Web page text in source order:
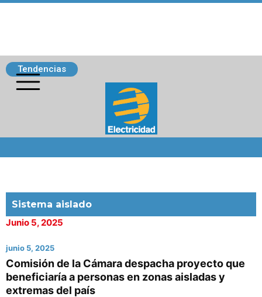
Tendencias
Sistema aislado
Junio 5, 2025
junio 5, 2025
Comisión de la Cámara despacha proyecto que
beneficiaría a personas en zonas aisladas y
extremas del país